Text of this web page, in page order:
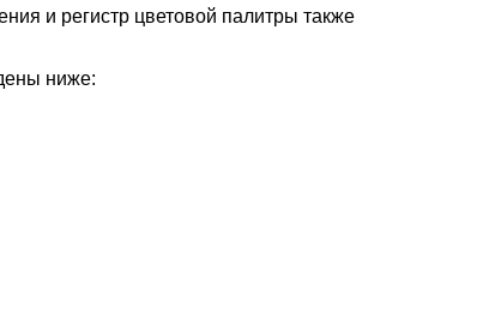
и регистр цветовой палитры также
ниже: